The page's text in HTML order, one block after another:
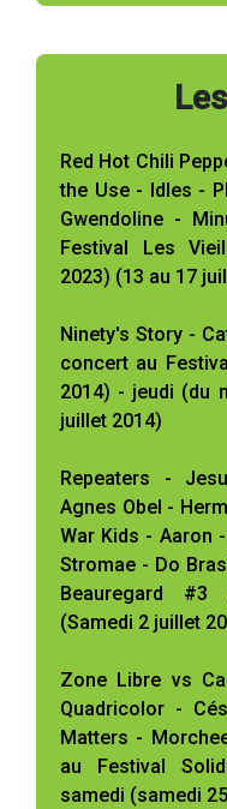
Red Hot Chili
the Use - Idles -
Gwendoline -
Festival Les
2023) (13 au 17
Ninety's Story -
concert au
2014) - jeudi (du
juillet 2014)
Repeaters -
Agnes Obel -
War Kids - Aaron
Stromae - Do
Beauregard
(Samedi 2 juillet
Zone Libre vs
Quadricolor -
Matters -
au Festival
samedi (samedi